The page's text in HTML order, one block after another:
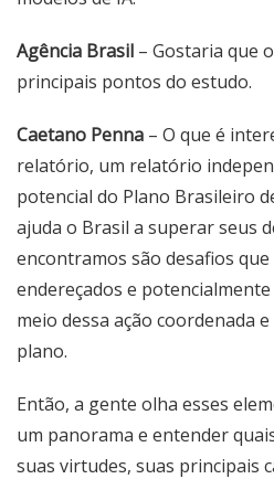
Agência Brasil – Gostaria que
principais pontos do estudo.
Caetano Penna – O que é
relatório, um relatório
potencial do Plano Brasileiro
ajuda o Brasil a superar seus
encontramos são desafios
endereçados e
meio dessa ação coordenada
plano.
Então, a gente olha esses
um panorama e entender
suas virtudes, suas principais